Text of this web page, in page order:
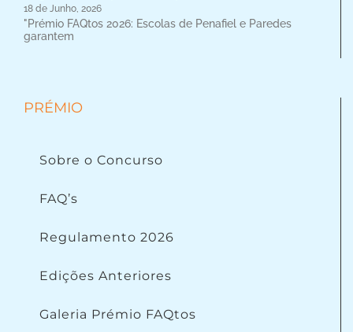
18 de Junho, 2026
"Prémio FAQtos 2026: Escolas de Penafiel e Paredes
garantem
PRÉMIO
Sobre o Concurso
FAQ’s
Regulamento 2026
Edições Anteriores
Galeria Prémio FAQtos